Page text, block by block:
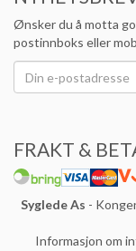
Ønsker du å motta
postinnboks eller
FRAKT &
Syglede As -
Informasjon om